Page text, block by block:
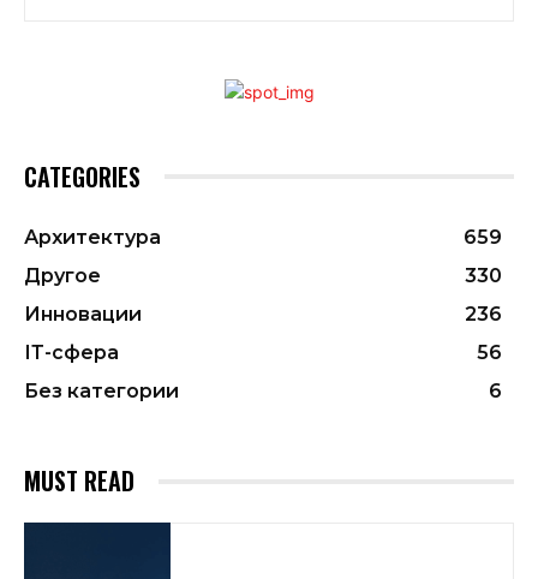
CATEGORIES
Архитектура
659
Другое
330
Инновации
236
ІТ-сфера
56
Без категории
6
MUST READ